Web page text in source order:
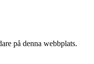
på denna webbplats.